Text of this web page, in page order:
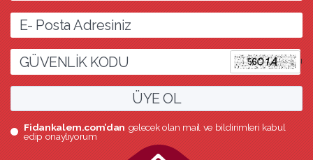
l
ÜYE OL
Fidankalem.com’dangelecek olan mail ve bildirimleri kabul
edip onaylıyorum